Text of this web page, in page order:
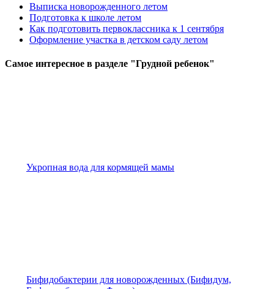
Выписка новорожденного летом
Подготовка к школе летом
Как подготовить первоклассника к 1 сентября
Оформление участка в детском саду летом
Самое интересное в разделе "Грудной ребенок"
Укропная вода для кормящей мамы
Бифидобактерии для новорожденных (Бифидум,